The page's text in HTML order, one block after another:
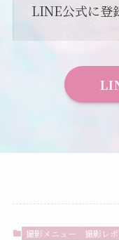
LINE公式に登
撮影メニュー 撮影レポ